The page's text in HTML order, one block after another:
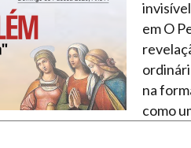
em O
na
como